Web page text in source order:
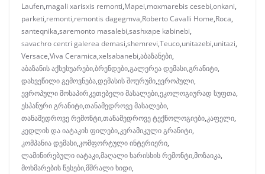
Laufen,magali xarisxis remonti,Mapei,moxmarebis cesebi,onkani,
parketi,remonti,remontis dagegmva,Roberto Cavalli Home,Roca,
santeqnika,saremonto masalebi,sashxape kabinebi,
savachro centri galerea demasi,shemrevi,Teuco,unitazebi,unitazi,
Versace,Viva Ceramica,xelsabanebi,აბაზანები,
აბაზანის აქსესუარები,ბრენდები,გალერეა დემასი,გრანიტი,
დახვეწილი გემოვნება,დემასის შოურუმი,ევროპული,
ევროპული მოსაპირკეთებელი მასალები,ეკოლოგიურად სუფთა,
ესპანური გრანიტი,თანამედროვე მასალები,
თანამედროვე რემონტი,თანამედროვე ტექნოლოგიები,კაფელი,
კედლის და იატაკის ფილები,კერამიკული გრანიტი,
კომპანია დემასი,კომფორტული ინტერიერი,
ლამინირებული იატაკი,მაღალი ხარისხის რემონტი,მოზაიკა,
მოხმარების წესები,მშრალი ხიდი,